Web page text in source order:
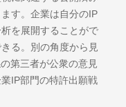
す。企業は自分のIP
を展開することがで
る。別の角度から見
第三者が公衆の意見
IP部門の特許出願戦